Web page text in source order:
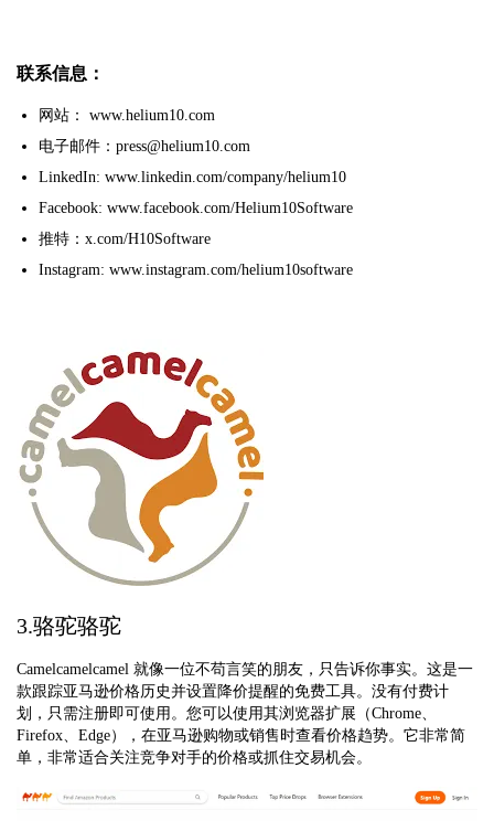
联系信息：
网站： www.helium10.com
电子邮件：press@helium10.com
LinkedIn: www.linkedin.com/company/helium10
Facebook: www.facebook.com/Helium10Software
推特：x.com/H10Software
Instagram: www.instagram.com/helium10software
3.骆驼骆驼
Camelcamelcamel 就像一位不苟言笑的朋友，只告诉你事实。这是一
款跟踪亚马逊价格历史并设置降价提醒的免费工具。没有付费计
划，只需注册即可使用。您可以使用其浏览器扩展（Chrome、
Firefox、Edge），在亚马逊购物或销售时查看价格趋势。它非常简
单，非常适合关注竞争对手的价格或抓住交易机会。